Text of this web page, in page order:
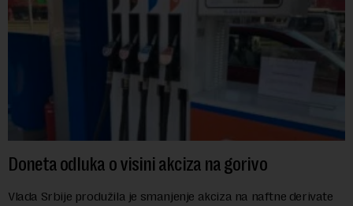
Doneta odluka o visini akciza na gorivo
Vlada Srbije produžila je smanjenje akciza na naftne derivate